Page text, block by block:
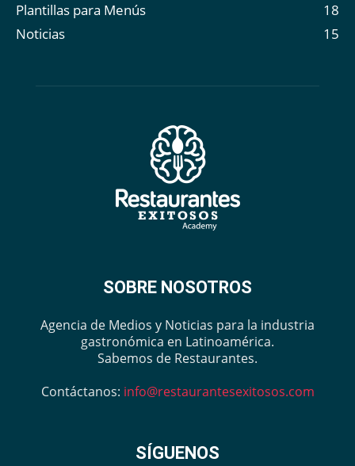
Plantillas para Menús
18
Noticias
15
SOBRE NOSOTROS
Agencia de Medios y Noticias para la industria
gastronómica en Latinoamérica.
Sabemos de Restaurantes.
Contáctanos: info@restaurantesexitosos.com
SÍGUENOS